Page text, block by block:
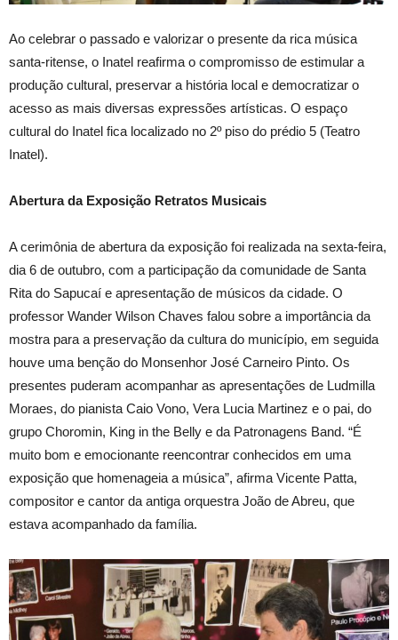
Ao celebrar o passado e valorizar o presente da rica música
santa-ritense, o Inatel reafirma o compromisso de estimular a
produção cultural, preservar a história local e democratizar o
acesso as mais diversas expressões artísticas. O espaço
cultural do Inatel fica localizado no 2º piso do prédio 5 (Teatro
Inatel).
Abertura da Exposição Retratos Musicais
A cerimônia de abertura da exposição foi realizada na sexta-feira,
dia 6 de outubro, com a participação da comunidade de Santa
Rita do Sapucaí e apresentação de músicos da cidade. O
professor Wander Wilson Chaves falou sobre a importância da
mostra para a preservação da cultura do município, em seguida
houve uma benção do Monsenhor José Carneiro Pinto. Os
presentes puderam acompanhar as apresentações de Ludmilla
Moraes, do pianista Caio Vono, Vera Lucia Martinez e o pai, do
grupo Choromin, King in the Belly e da Patronagens Band. “É
muito bom e emocionante reencontrar conhecidos em uma
exposição que homenageia a música”, afirma Vicente Patta,
compositor e cantor da antiga orquestra João de Abreu, que
estava acompanhado da família.